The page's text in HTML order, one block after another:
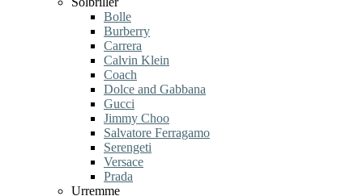
Bolle
Burberry
Carrera
Calvin Klein
Coach
Dolce and Gabbana
Gucci
Jimmy Choo
Salvatore Ferragamo
Serengeti
Versace
Prada
Urremme